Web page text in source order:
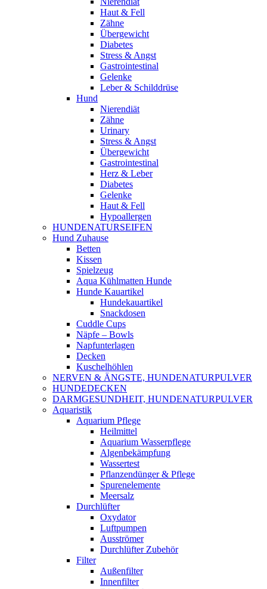
Haut & Fell
Zähne
Übergewicht
Diabetes
Stress & Angst
Gastrointestinal
Gelenke
Leber & Schilddrüse
Hund
Nierendiät
Zähne
Urinary
Stress & Angst
Übergewicht
Gastrointestinal
Herz & Leber
Diabetes
Gelenke
Haut & Fell
Hypoallergen
HUNDENATURSEIFEN
Hund Zuhause
Betten
Kissen
Spielzeug
Aqua Kühlmatten Hunde
Hunde Kauartikel
Hundekauartikel
Snackdosen
Cuddle Cups
Näpfe – Bowls
Napfunterlagen
Decken
Kuschelhöhlen
NERVEN & ÄNGSTE, HUNDENATURPULVER
HUNDEDECKEN
DARMGESUNDHEIT, HUNDENATURPULVER
Aquaristik
Aquarium Pflege
Heilmittel
Aquarium Wasserpflege
Algenbekämpfung
Wassertest
Pflanzendünger & Pflege
Spurenelemente
Meersalz
Durchlüfter
Oxydator
Luftpumpen
Ausströmer
Durchlüfter Zubehör
Filter
Außenfilter
Innenfilter